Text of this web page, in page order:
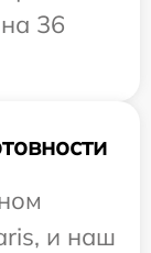
36
и наш